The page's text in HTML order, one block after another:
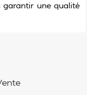
garantir une qualité